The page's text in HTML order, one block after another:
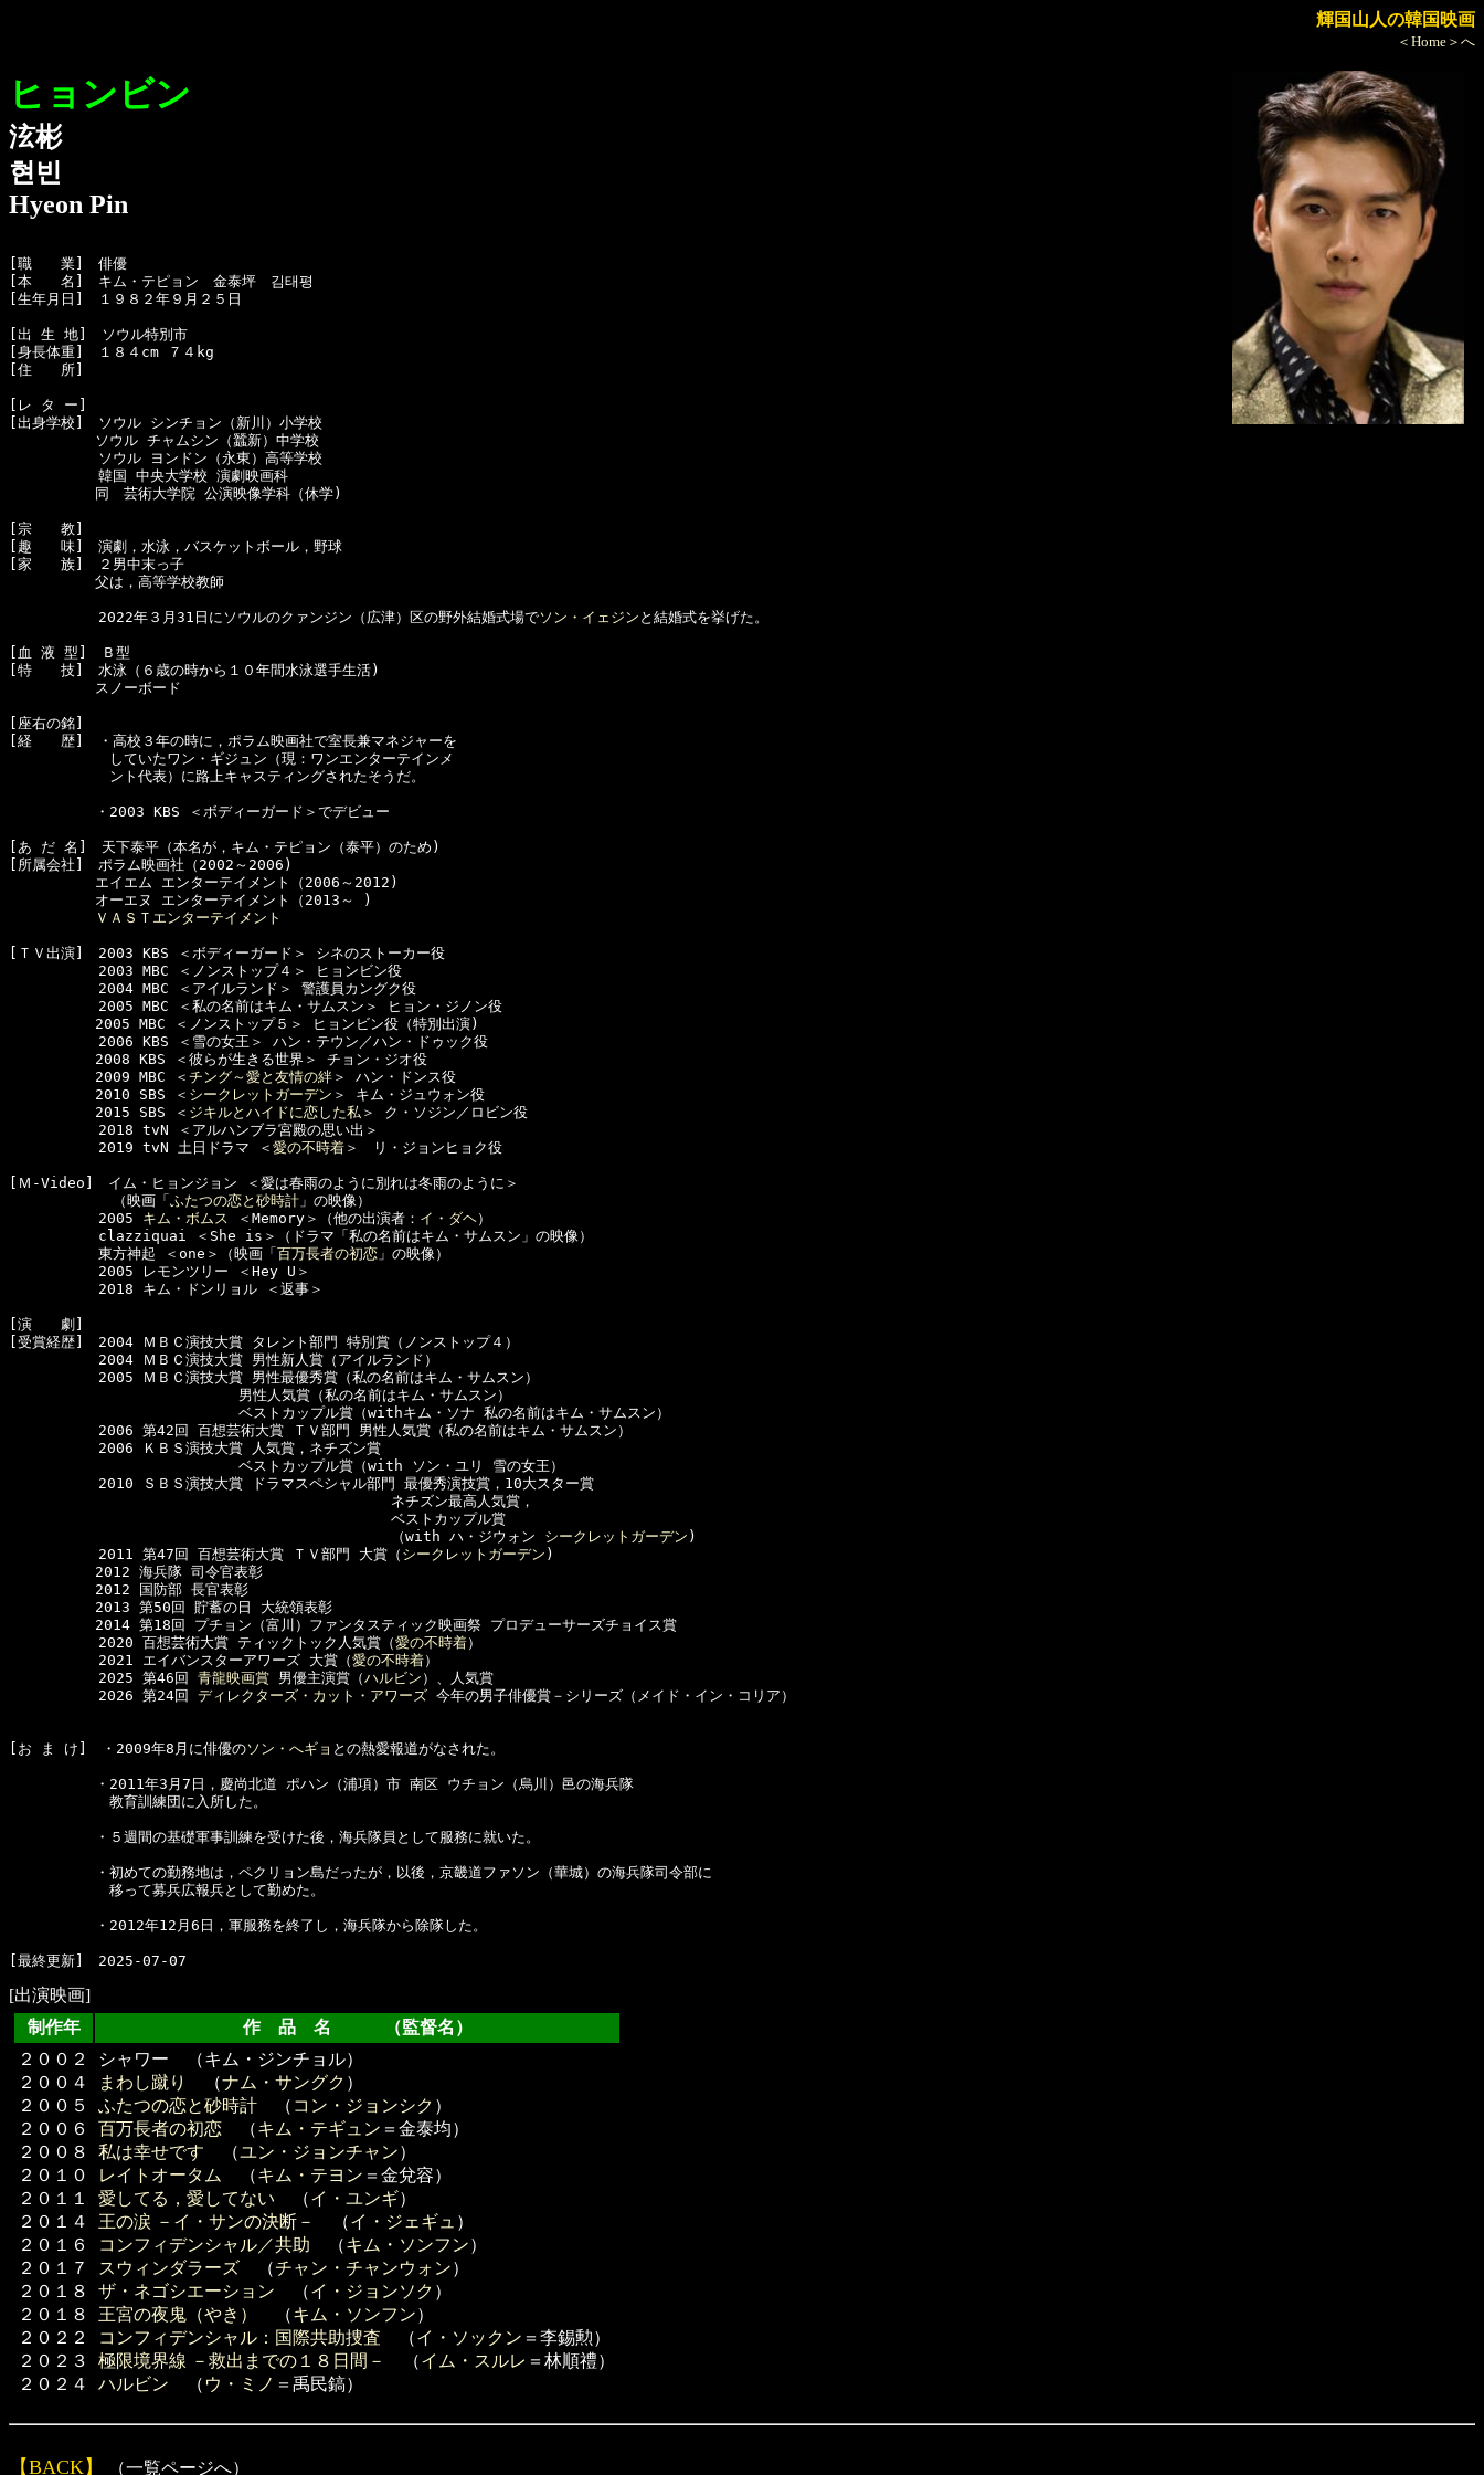
輝国山人の韓国映画
＜Home＞へ
ヒョンビン
泫彬
현빈
Hyeon Pin
[職　　業]　俳優
[本　　名]　キム・テピョン　金泰坪　김태평
[生年月日]　１９８２年９月２５日
[出 生 地]　ソウル特別市
[身長体重]　１８４cm ７４kg
[住　　所]
[レ タ ー]
[出身学校]　ソウル シンチョン（新川）小学校
ソウル チャムシン（蠶新）中学校
  　　　　　ソウル ヨンドン（永東）高等学校
  　　　　　韓国 中央大学校 演劇映画科
同　芸術大学院 公演映像学科（休学)
[宗　　教]
[趣　　味]　演劇，水泳，バスケットボール，野球
[家　　族]　２男中末っ子
父は，高等学校教師
  　　　　　2022年３月31日にソウルのクァンジン（広津）区の野外結婚式場で
ソン・イェジン と結婚式を挙げた。
[血 液 型]　Ｂ型
[特　　技]　水泳（６歳の時から１０年間水泳選手生活)
スノーボード
[座右の銘]
[経　　歴]　・高校３年の時に，ポラム映画社で室長兼マネジャーを
していたワン・ギジュン（現：ワンエンターテインメ
ント代表）に路上キャスティングされたそうだ。
・2003 KBS ＜ボディーガード＞でデビュー
[あ だ 名]　天下泰平（本名が，キム・テピョン（泰平）のため)
[所属会社]　ポラム映画社（2002～2006)
エイエム エンターテイメント（2006～2012)
オーエヌ エンターテイメント（2013～ )
ＶＡＳＴエンターテイメント
[ＴＶ出演]　2003 KBS ＜ボディーガード＞ シネのストーカー役
  　　　　　2003 MBC ＜ノンストップ４＞ ヒョンビン役
  　　　　　2004 MBC ＜アイルランド＞ 警護員カングク役
  　　　　　2005 MBC ＜私の名前はキム・サムスン＞ ヒョン・ジノン役
2005 MBC ＜ノンストップ５＞ ヒョンビン役（特別出演)
  　　　　　2006 KBS ＜雪の女王＞ ハン・テウン／ハン・ドゥック役
2008 KBS ＜彼らが生きる世界＞ チョン・ジオ役
2009 MBC ＜ チング～愛と友情の絆 ＞ ハン・ドンス役
2010 SBS ＜ シークレットガーデン ＞ キム・ジュウォン役
2015 SBS ＜ ジキルとハイドに恋した私 ＞ ク・ソジン／ロビン役
  　　　　　2018 tvN ＜アルハンブラ宮殿の思い出＞
  　　　　　2019 tvN 土日ドラマ ＜
愛の不時着 ＞　リ・ジョンヒョク役
[Ｍ-Video]　イム・ヒョンジョン ＜愛は春雨のように別れは冬雨のように＞
  　　　　　　（映画「
ふたつの恋と砂時計 」の映像）
  　　　　　2005
キム・ボムス ＜Memory＞（他の出演者： イ・ダヘ）
  　　　　　clazziquai ＜She is＞（ドラマ「私の名前はキム・サムスン」の映像）
  　　　　　東方神起 ＜one＞（映画「
百万長者の初恋 」の映像）
  　　　　　2005 レモンツリー ＜Hey U＞
  　　　　　2018 キム・ドンリョル ＜返事＞
[演　　劇]
[受賞経歴]　2004 ＭＢＣ演技大賞 タレント部門 特別賞（ノンストップ４）
  　　　　　2004 ＭＢＣ演技大賞 男性新人賞（アイルランド）
  　　　　　2005 ＭＢＣ演技大賞 男性最優秀賞（私の名前はキム・サムスン）
男性人気賞（私の名前はキム・サムスン）
ベストカップル賞（withキム・ソナ 私の名前はキム・サムスン）
  　　　　　2006 第42回 百想芸術大賞 ＴＶ部門 男性人気賞（私の名前はキム・サムスン）
  　　　　　2006 ＫＢＳ演技大賞 人気賞，ネチズン賞
ベストカップル賞（with ソン・ユリ 雪の女王）
  　　　　　2010 ＳＢＳ演技大賞 ドラマスペシャル部門 最優秀演技賞，10大スター賞
ネチズン最高人気賞，
ベストカップル賞
（with ハ・ジウォン シークレットガーデン )
  　　　　　2011 第47回 百想芸術大賞 ＴＶ部門 大賞（
シークレットガーデン )
2012 海兵隊 司令官表彰
2012 国防部 長官表彰
2013 第50回 貯蓄の日 大統領表彰
2014 第18回 プチョン（富川）ファンタスティック映画祭 プロデューサーズチョイス賞
  　　　　　2020 百想芸術大賞 ティックトック人気賞（
愛の不時着）
  　　　　　2021 エイバンスターアワーズ 大賞（
愛の不時着）
  　　　　　2025 第46回
青龍映画賞 男優主演賞（ハルビン ）、人気賞
  　　　　　2026 第24回
ディレクターズ・カット・アワーズ 今年の男子俳優賞－シリーズ（メイド・イン・コリア）
[お ま け]　・2009年8月に俳優のソン・へギョ との熱愛報道がなされた。
・2011年3月7日，慶尚北道 ポハン（浦項）市 南区 ウチョン（烏川）邑の海兵隊
教育訓練団に入所した。
・５週間の基礎軍事訓練を受けた後，海兵隊員として服務に就いた。
・初めての勤務地は，ペクリョン島だったが，以後，京畿道ファソン（華城）の海兵隊司令部に
移って募兵広報兵として勤めた。
・2012年12月6日，軍服務を終了し，海兵隊から除隊した。
[出演映画]
制作年
作 品 名 （監督名）
２００２
２００４
２００５
２００６
２００８
２０１０
２０１１
２０１４
２０１６
２０１７
２０１８
２０１８
２０２２
２０２３
２０２４
シャワー （キム・ジンチョル）
まわし蹴り
（ナム・サングク ）
ふたつの恋と砂時計 （ コン・ジョンシク ）
百万長者の初恋 （キム・テギュン ＝金泰均）
私は幸せです （ユン・ジョンチャン）
レイトオータム
（キム・テヨン ＝金兌容）
愛してる，愛してない （イ・ユンギ）
王の涙 －イ・サンの決断－
（イ・ジェギュ ）
コンフィデンシャル／共助 （キム・ソンフン）
スウィンダラーズ （チャン・チャンウォン）
ザ・ネゴシエーション （イ・ジョンソク ）
王宮の夜鬼（やき）
（キム・ソンフン）
コンフィデンシャル：国際共助捜査 （イ・ソックン ＝李錫勲）
極限境界線 －救出までの１８日間－
（イム・スルレ ＝林順禮）
ハルビン （ ウ・ミノ ＝禹民鎬）
【BACK】 （一覧ページへ）